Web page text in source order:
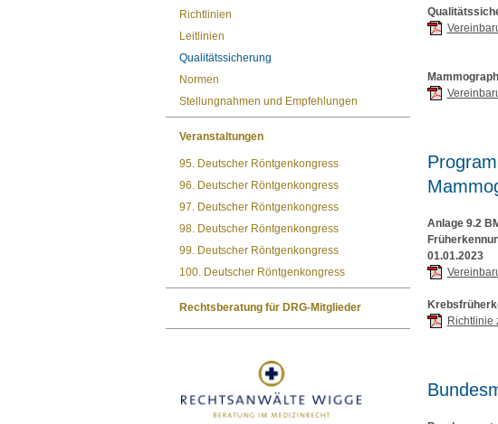
Richtlinien
Leitlinien
Qualitätssicherung
Normen
Stellungnahmen und Empfehlungen
Veranstaltungen
95. Deutscher Röntgenkongress
96. Deutscher Röntgenkongress
97. Deutscher Röntgenkongress
98. Deutscher Röntgenkongress
99. Deutscher Röntgenkongress
100. Deutscher Röntgenkongress
Rechtsberatung für DRG-Mitglieder
Anlage 9.2
01.01.2023
Richtlinie